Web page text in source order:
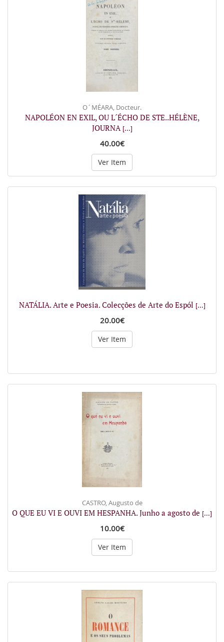
O´MÉARA, Docteur.
NAPOLÉON EN EXIL, OU L´ÉCHO DE STE..HÉLÈNE,
JOURNA [...]
40.00€
Ver Item
NATÁLIA. Arte e Poesia. Colecções de Arte do Espól [...]
20.00€
Ver Item
CASTRO, Augusto de
O QUE EU VI E OUVI EM HESPANHA. Junho a agosto de [...]
10.00€
Ver Item